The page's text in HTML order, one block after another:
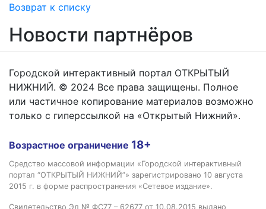
Возврат к списку
Новости партнёров
Городской интерактивный портал ОТКРЫТЫЙ
НИЖНИЙ. © 2024 Все права защищены. Полное
или частичное копирование материалов возможно
только с гиперссылкой на «Открытый Нижний».
Возрастное ограничение 18+
Средство массовой информации «Городской интерактивный
портал “ОТКРЫТЫЙ НИЖНИЙ”» зарегистрировано 10 августа
2015 г. в форме распространения «Сетевое издание».
Свидетельство Эл № ФС77 – 62677 от 10.08.2015 выдано